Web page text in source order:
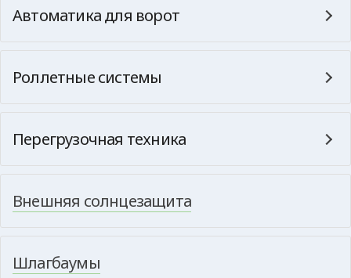
Автоматика для ворот
Роллетные системы
Перегрузочная техника
Внешняя солнцезащита
Шлагбаумы